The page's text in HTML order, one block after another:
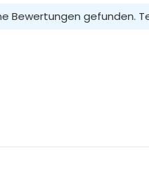
Bewertungen gefunden.